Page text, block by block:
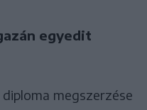
egyedit
megszerzése